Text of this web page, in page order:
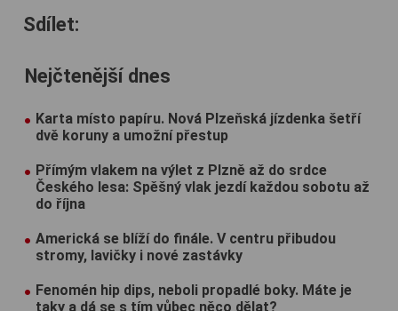
Sdílet:
Nejčtenější dnes
Karta místo papíru. Nová Plzeňská jízdenka šetří
dvě koruny a umožní přestup
Přímým vlakem na výlet z Plzně až do srdce
Českého lesa: Spěšný vlak jezdí každou sobotu až
do října
Americká se blíží do finále. V centru přibudou
stromy, lavičky i nové zastávky
Fenomén hip dips, neboli propadlé boky. Máte je
taky a dá se s tím vůbec něco dělat?